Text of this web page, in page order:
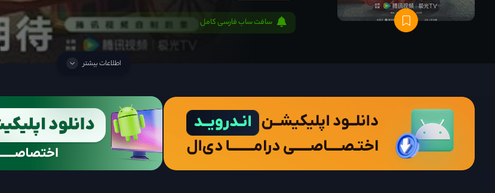
سافت ساب فارسی کامل
اطلاعات بیشتر